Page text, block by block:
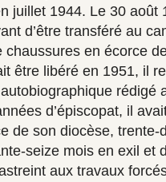
juillet 1944. Le 30 août
d’être transféré au
en écorce
être libéré en 1951, il
rédigé
d’épiscopat, il
de son diocèse, trente-
seize mois en exil et
aux travaux